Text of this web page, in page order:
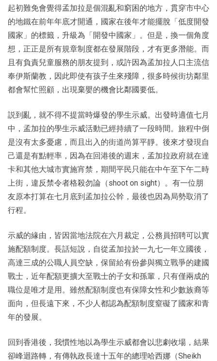
起初難免會覺得孟加拉是個混亂和窮困的地方，貫穿市中心
的地鐵在前年年底才開通，國家在後年才能擺脫「低度開發
國家」的標籤，升級為「開發中國家」。但是，換一個角度
想，正正是所有規章制度都在發展階段，才有更多潛能。而
且有負責兒童服務的朋友提到，或許因為孟加拉人口主流信
奉伊斯蘭教，因此即使有孩子生來殘障，很多時候街坊鄰里
都會幫忙照顧，出現棄嬰的機會比鄰國要低。
説到亂，就不得不提當時爆發的學生示威。出發時適值七月
中，孟加拉的學生示威活動已經持續了一段時間。旅程中倒
是沒有太多憂慮，而且出入的街道尚算平靜。後來才發現自
己還是有點輕率，因為在回港後的週末，孟加拉政府就在達
卡和其他大城市實施宵禁，期間平民只能在中午至下午二時
上街，違反禁令者格殺勿論（shoot on sight）。有一位朋
友原本打算在七月底到孟加拉公幹，最後也因為局勢取消了
行程。
示威的緣由，皆因當地法院在六月裁定，公務員招聘可以實
施配額制度。長話短說，自從孟加拉於一九七一年立國後，
高達三成的公職人員空缺，保留給有份參與獨立戰爭的建國
戰士，近年配額更擴大至戰士的子女和孫輩，只有僅兩成的
職位是唯才是用。雖然配額制度也有保障女性和少數族裔等
面向，但長遠下來，不少人都認為配額制度窒礙了國家和青
年的發展。
回到香港後，我慣性地以為學生示威都會以悲劇收場，結果
卻峰迴路轉，有傳執政長達十五年的總理哈西娜（Sheikh